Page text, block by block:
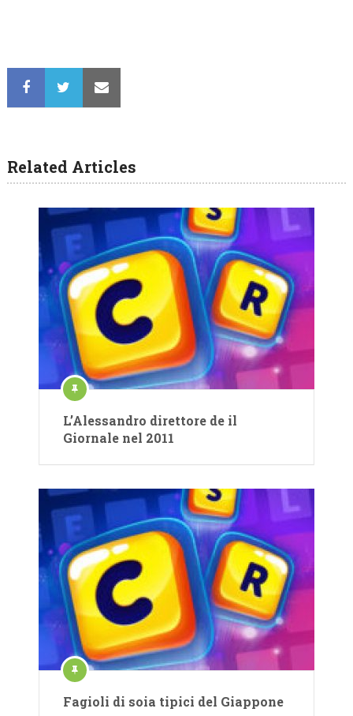
Related Articles
L’Alessandro direttore de il
Giornale nel 2011
Fagioli di soia tipici del Giappone